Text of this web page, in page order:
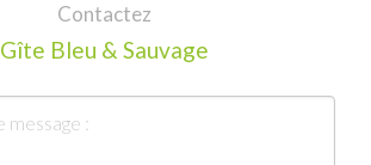
Contactez
Gîte Bleu & Sauvage